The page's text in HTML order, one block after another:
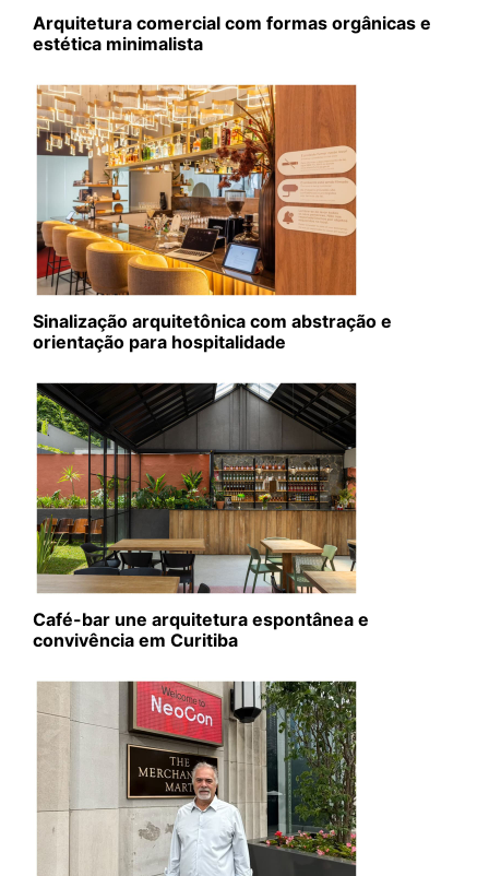
Arquitetura comercial com formas orgânicas e
estética minimalista
Sinalização arquitetônica com abstração e
orientação para hospitalidade
Café-bar une arquitetura espontânea e
convivência em Curitiba